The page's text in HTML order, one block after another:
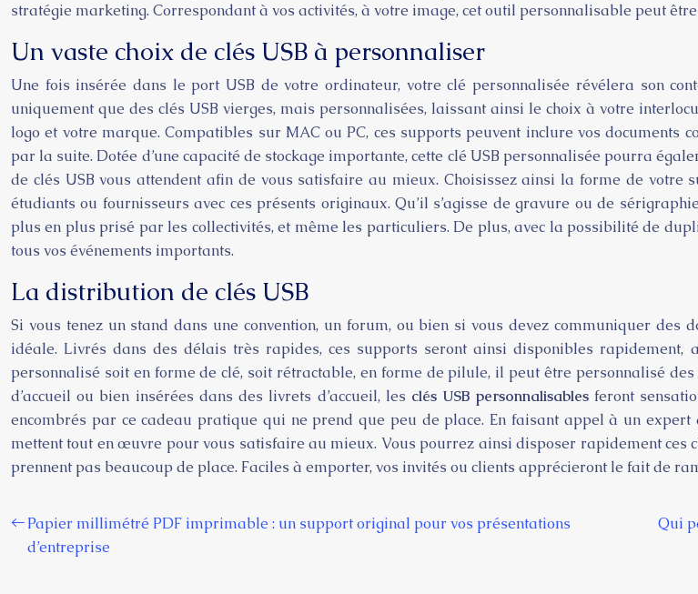
stratégie marketing. Correspondant à vos activités, à votre image, cet outil personnalisable peut
Un vaste choix de clés USB à personnaliser
Une fois insérée dans le port USB de votre ordinateur, votre clé personnalisée révélera son
uniquement que des clés USB vierges, mais personnalisées, laissant ainsi le choix à votre
logo et votre marque. Compatibles sur MAC ou PC, ces supports peuvent inclure vos
par la suite. Dotée d’une capacité de stockage importante, cette clé USB personnalisée pourra
de clés USB vous attendent afin de vous satisfaire au mieux. Choisissez ainsi la forme de votre
étudiants ou fournisseurs avec ces présents originaux. Qu’il s’agisse de gravure ou de
plus en plus prisé par les collectivités, et même les particuliers. De plus, avec la possibilité de
tous vos événements importants.
La distribution de clés USB
Si vous tenez un stand dans une convention, un forum, ou bien si vous devez communiquer des
idéale. Livrés dans des délais très rapides, ces supports seront ainsi disponibles
personnalisé soit en forme de clé, soit rétractable, en forme de pilule, il peut être personnalisé
d’accueil ou bien insérées dans des livrets d’accueil, les clés USB personnalisablesferont
encombrés par ce cadeau pratique qui ne prend que peu de place. En faisant appel à un
mettent tout en œuvre pour vous satisfaire au mieux. Vous pourrez ainsi disposer rapidement ces
prennent pas beaucoup de place. Faciles à emporter, vos invités ou clients apprécieront le fait de
Papier millimétré PDF imprimable : un support original pour vos présentations
d’entreprise
Qui